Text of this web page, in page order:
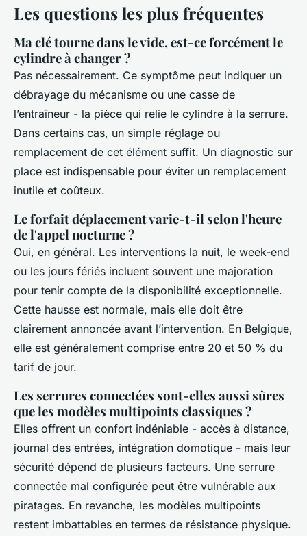
Les questions les plus fréquentes
Ma clé tourne dans le vide, est-ce forcément le
cylindre à changer ?
Pas nécessairement. Ce symptôme peut indiquer un
débrayage du mécanisme ou une casse de
l’entraîneur - la pièce qui relie le cylindre à la serrure.
Dans certains cas, un simple réglage ou
remplacement de cet élément suffit. Un diagnostic sur
place est indispensable pour éviter un remplacement
inutile et coûteux.
Le forfait déplacement varie-t-il selon l'heure
de l'appel nocturne ?
Oui, en général. Les interventions la nuit, le week-end
ou les jours fériés incluent souvent une majoration
pour tenir compte de la disponibilité exceptionnelle.
Cette hausse est normale, mais elle doit être
clairement annoncée avant l’intervention. En Belgique,
elle est généralement comprise entre 20 et 50 % du
tarif de jour.
Les serrures connectées sont-elles aussi sûres
que les modèles multipoints classiques ?
Elles offrent un confort indéniable - accès à distance,
journal des entrées, intégration domotique - mais leur
sécurité dépend de plusieurs facteurs. Une serrure
connectée mal configurée peut être vulnérable aux
piratages. En revanche, les modèles multipoints
restent imbattables en termes de résistance physique.